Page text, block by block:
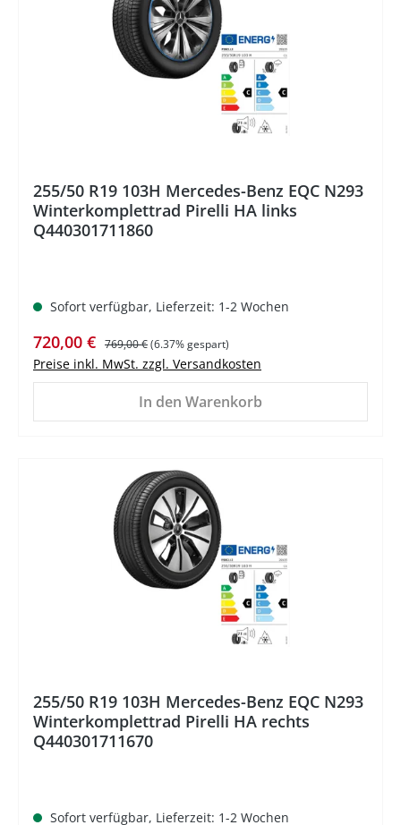
255/50 R19 103H Mercedes-Benz EQC N293
Winterkomplettrad Pirelli HA links
Q440301711860
Sofort verfügbar, Lieferzeit: 1-2 Wochen
Verkaufspreis:
720,00 € Regulärer Preis:
769,00 €(6.37% gespart)
Preise inkl. MwSt. zzgl. Versandkosten
In den Warenkorb
255/50 R19 103H Mercedes-Benz EQC N293
Winterkomplettrad Pirelli HA rechts
Q440301711670
Sofort verfügbar, Lieferzeit: 1-2 Wochen